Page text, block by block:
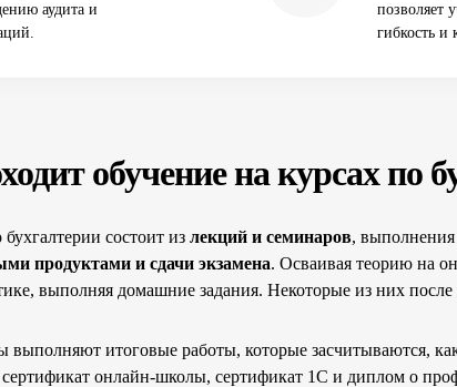
аудита и
позволяет
гибкость и
обучение на курсах по
состоит из лекций и семинаров, выполнения
продуктами и сдачи экзамена. Осваивая теорию на
выполняя домашние задания. Некоторые из них
выполняют итоговые работы, которые засчитываются,
онлайн-школы, сертификат 1С и диплом о